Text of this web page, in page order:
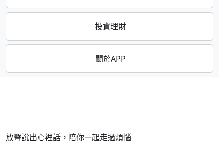
投資理財
關於APP
放聲說出心裡話，陪你一起走過煩惱